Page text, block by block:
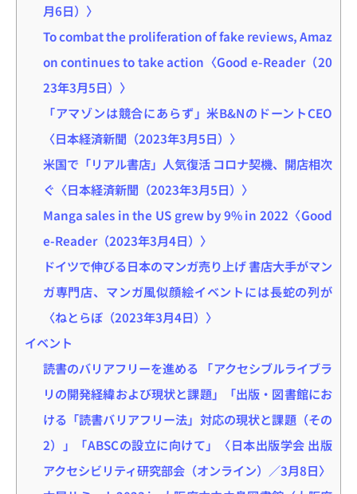
月6日）〉
To combat the proliferation of fake reviews, Amaz
on continues to take action〈Good e-Reader（20
23年3月5日）〉
「アマゾンは競合にあらず」米B&NのドーントCEO
〈日本経済新聞（2023年3月5日）〉
米国で「リアル書店」人気復活 コロナ契機、開店相次
ぐ〈日本経済新聞（2023年3月5日）〉
Manga sales in the US grew by 9% in 2022〈Good
e-Reader（2023年3月4日）〉
ドイツで伸びる日本のマンガ売り上げ 書店大手がマン
ガ専門店、マンガ風似顔絵イベントには長蛇の列が
〈ねとらぼ（2023年3月4日）〉
イベント
読書のバリアフリーを進める 「アクセシブルライブラ
リの開発経緯および現状と課題」「出版・図書館にお
ける「読書バリアフリー法」対応の現状と課題（その
2）」「ABSCの設立に向けて」〈日本出版学会 出版
アクセシビリティ研究部会（オンライン）／3月8日〉